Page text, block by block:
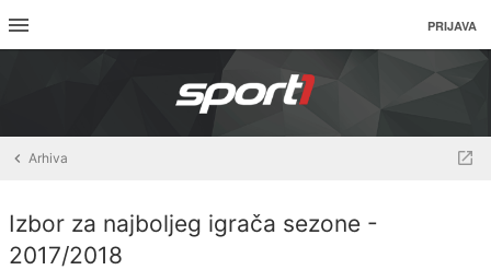
PRIJAVA
Arhiva
Izbor za najboljeg igrača sezone -
2017/2018